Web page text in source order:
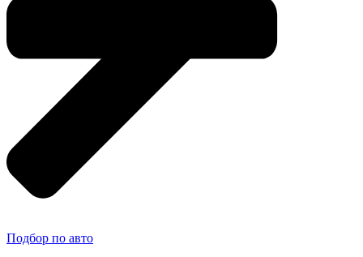
Подбор по авто